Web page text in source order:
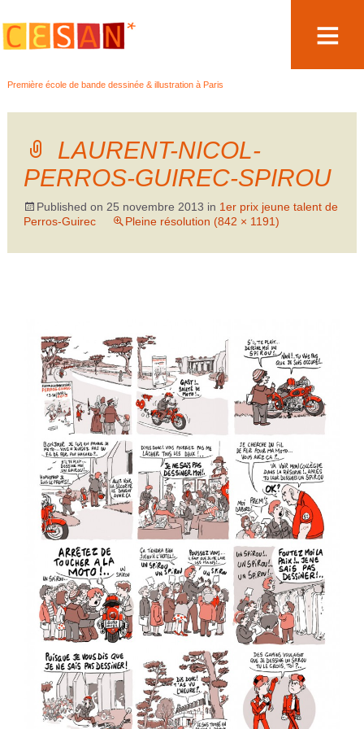
Première école de bande dessinée & illustration à Paris
au
LAURENT-NICOL-
PERROS-GUIREC-SPIROU
Published on 25 novembre 2013 in 1er prix jeune talent de
Perros-Guirec
Pleine résolution (842 × 1191)